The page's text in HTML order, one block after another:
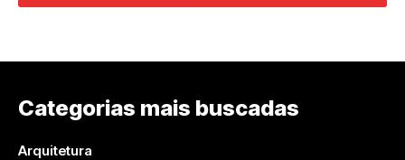
Categorias mais buscadas
Arquitetura